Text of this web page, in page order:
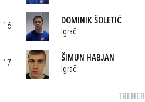
16
DOMINIK ŠOLETIĆ
Igrač
17
ŠIMUN HABJAN
Igrač
TRENER